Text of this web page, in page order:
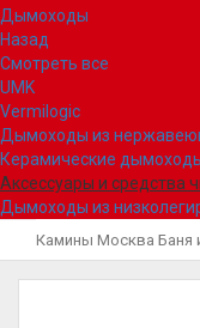
Дымоходы
Назад
Смотреть все
UMK
Vermilogic
Дымоходы из
Керамические
Аксессуары и средства
Дымоходы из
Камины Москва Баня